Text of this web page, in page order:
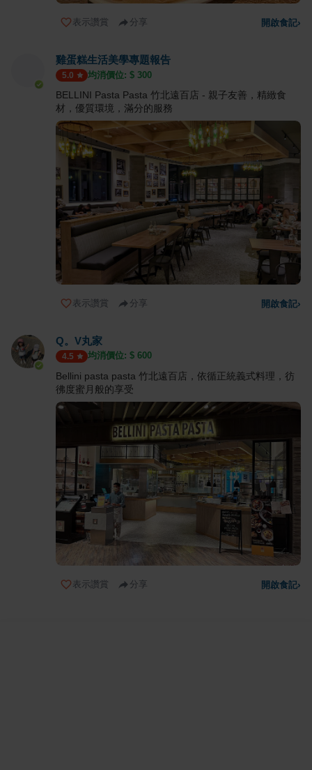
表示讚賞 分享 開啟食記›
雞蛋糕生活美學專題報告
5.0 均消價位: $ 300
BELLINI Pasta Pasta 竹北遠百店 - 親子友善，精緻食
材，優質環境，滿分的服務
表示讚賞 分享 開啟食記›
Q。V丸家
4.5 均消價位: $ 600
Bellini pasta pasta 竹北遠百店，依循正統義式料理，彷
彿度蜜月般的享受
表示讚賞 分享 開啟食記›